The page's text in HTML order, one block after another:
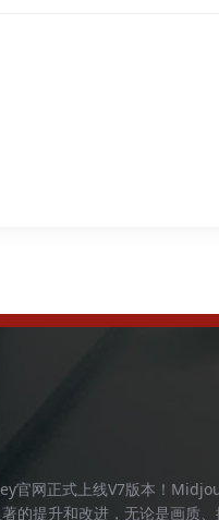
官网正式上线V7版本！
的提升和改进，无论是画质